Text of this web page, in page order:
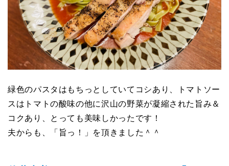
緑色のパスタはもちっとしていてコシあり、トマトソー
スはトマトの酸味の他に沢山の野菜が凝縮された旨み＆
コクあり、とっても美味しかったです！
夫からも、「旨っ！」を頂きました＾＾